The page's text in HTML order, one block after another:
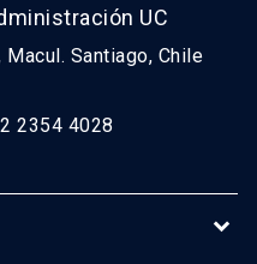
UC
Santiago, Chile
2354 4028